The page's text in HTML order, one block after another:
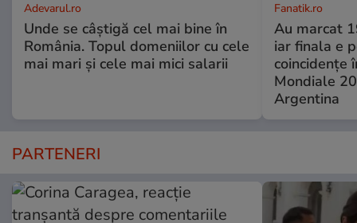
Adevarul.ro
Unde se câștigă cel mai bine în
România. Topul domeniilor cu cele
mai mari și cele mai mici salarii
Fanatik.ro
Au marcat
iar finala e
coincidențe
Mondiale
Argentina
PARTENERI